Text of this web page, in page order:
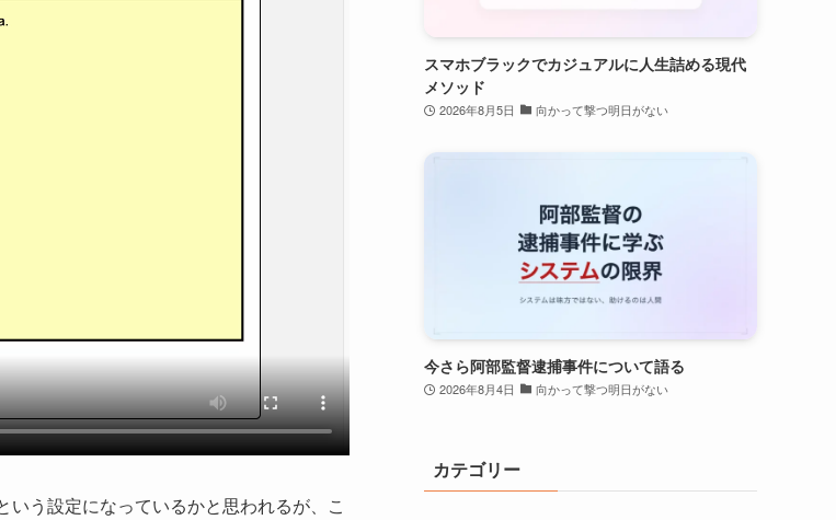
う設定になっているかと思われるが、こ
スマホブラックでカジュアルに人生詰める現代
メソッド
2026年8月5日 向かって撃つ明日がない
今さら阿部監督逮捕事件について語る
2026年8月4日 向かって撃つ明日がない
カテゴリー